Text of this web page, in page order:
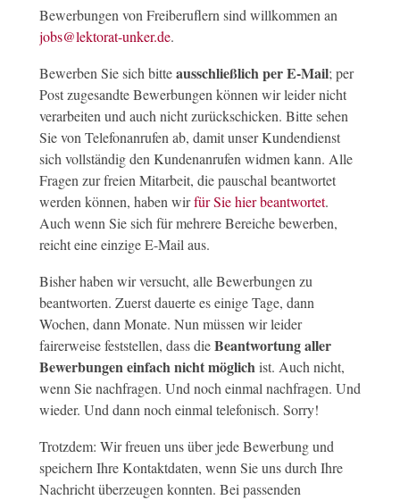
Bewerbungen von Freiberuflern sind willkommen an
jobs@lektorat-unker.de.
Bewerben Sie sich bitteausschließlich per E-Mail; per
Post zugesandte Bewerbungen können wir leider nicht
verarbeiten und auch nicht zurückschicken. Bitte sehen
Sie von Telefonanrufen ab, damit unser Kundendienst
sich vollständig den Kundenanrufen widmen kann. Alle
Fragen zur freien Mitarbeit, die pauschal beantwortet
werden können, haben wirfür Sie hier beantwortet.
Auch wenn Sie sich für mehrere Bereiche bewerben,
reicht eine einzige E-Mail aus.
Bisher haben wir versucht, alle Bewerbungen zu
beantworten. Zuerst dauerte es einige Tage, dann
Wochen, dann Monate. Nun müssen wir leider
fairerweise feststellen, dass dieBeantwortung aller
Bewerbungen einfach nicht möglich ist. Auch nicht,
wenn Sie nachfragen. Und noch einmal nachfragen. Und
wieder. Und dann noch einmal telefonisch. Sorry!
Trotzdem: Wir freuen uns über jede Bewerbung und
speichern Ihre Kontaktdaten, wenn Sie uns durch Ihre
Nachricht überzeugen konnten. Bei passenden